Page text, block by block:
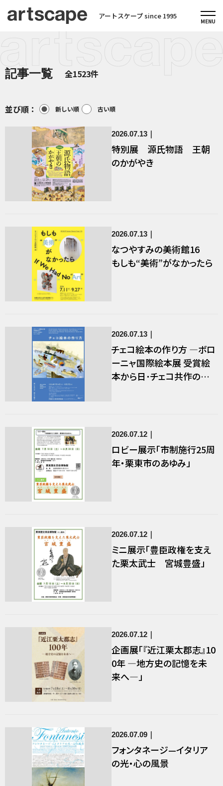
アートスケープ since 1995
記事一覧 全1523件
並び順： 新しい順 古い順
2026.07.13
特別展 源氏物語 王朝
のかがやき
2026.07.13
なつやすみの美術館16
もしも“美術”がなかったら
2026.07.13
チェコ絵本の作り方 ―ボロ
ーニャ国際絵本展 受賞絵
本から日･チェコ共作のコ
2026.07.12
ロビー展示「市制施行25周
年・栗東市のあゆみ」
2026.07.12
ミニ展示「豊臣政権を支え
た栗太武士 宮城豊盛」
2026.07.12
企画展「『近江栗太郡志』10
0年 ―地方史の記憶を未
来へ―」
2026.07.09
フォンタネージ—イタリア
の光・心の風景